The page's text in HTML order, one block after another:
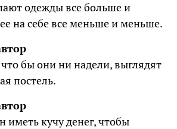
одежды все больше и
на себе все меньше и меньше.
бы они ни надели, выглядят
постель.
кучу денег, чтобы